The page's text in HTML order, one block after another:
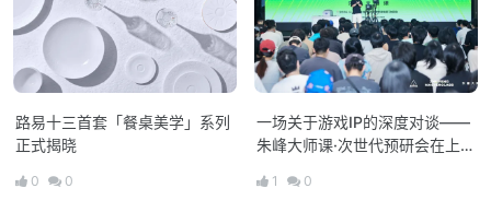
路易十三首套「餐桌美学」系列
正式揭晓
0 0
一场关于游戏IP的深度对谈——
朱峰大师课·次世代预研会在上海
1 0